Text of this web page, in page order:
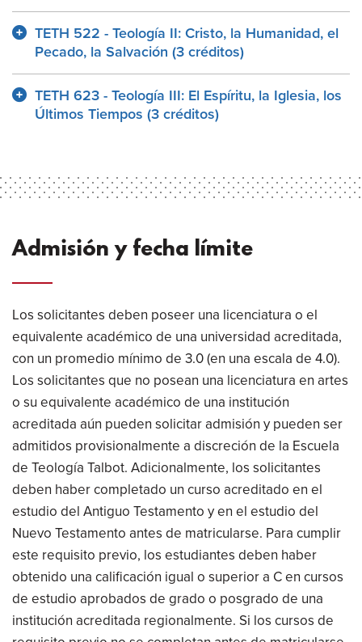
TETH 522 - Teología II: Cristo, la Humanidad, el
Pecado, la Salvación (3 créditos)
TETH 623 - Teología III: El Espíritu, la Iglesia, los
Últimos Tiempos (3 créditos)
Admisión y fecha límite
Los solicitantes deben poseer una licenciatura o el
equivalente académico de una universidad acreditada,
con un promedio mínimo de 3.0 (en una escala de 4.0).
Los solicitantes que no posean una licenciatura en artes
o su equivalente académico de una institución
acreditada aún pueden solicitar admisión y pueden ser
admitidos provisionalmente a discreción de la Escuela
de Teología Talbot. Adicionalmente, los solicitantes
deben haber completado un curso acreditado en el
estudio del Antiguo Testamento y en el estudio del
Nuevo Testamento antes de matricularse. Para cumplir
este requisito previo, los estudiantes deben haber
obtenido una calificación igual o superior a C en cursos
de estudio aprobados de grado o posgrado de una
institución acreditada regionalmente. Si los cursos de